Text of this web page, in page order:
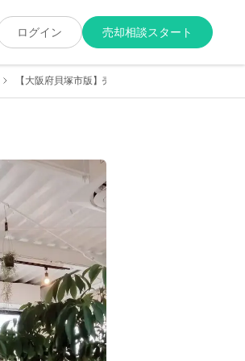
ログイン 売却相談スタート
【大阪府貝塚市版】売却に強くて実績が豊富な地元